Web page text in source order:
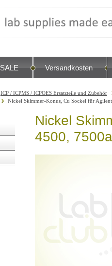
SALE Versandkosten
ICP / ICPMS / ICPOES Ersatzteile und Zubehör
Nickel Skimmer-Konus, Cu Sockel für
Nickel
4500,